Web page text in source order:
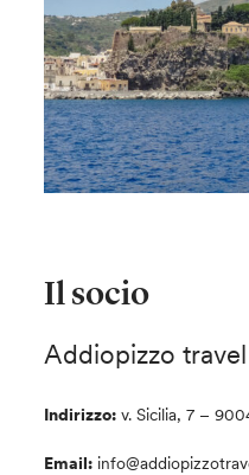
Il socio
Addiopizzo travel
Indirizzo: v. Sicilia, 7 –
Email: